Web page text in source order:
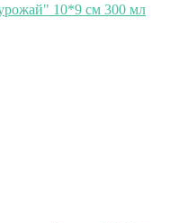
10*9 см 300 мл